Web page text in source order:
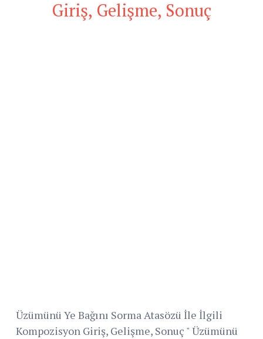
Giriş, Gelişme, Sonuç
Üzümünü Ye Bağını Sorma Atasözü İle İlgili
Kompozisyon Giriş, Gelişme, Sonuç " Üzümünü